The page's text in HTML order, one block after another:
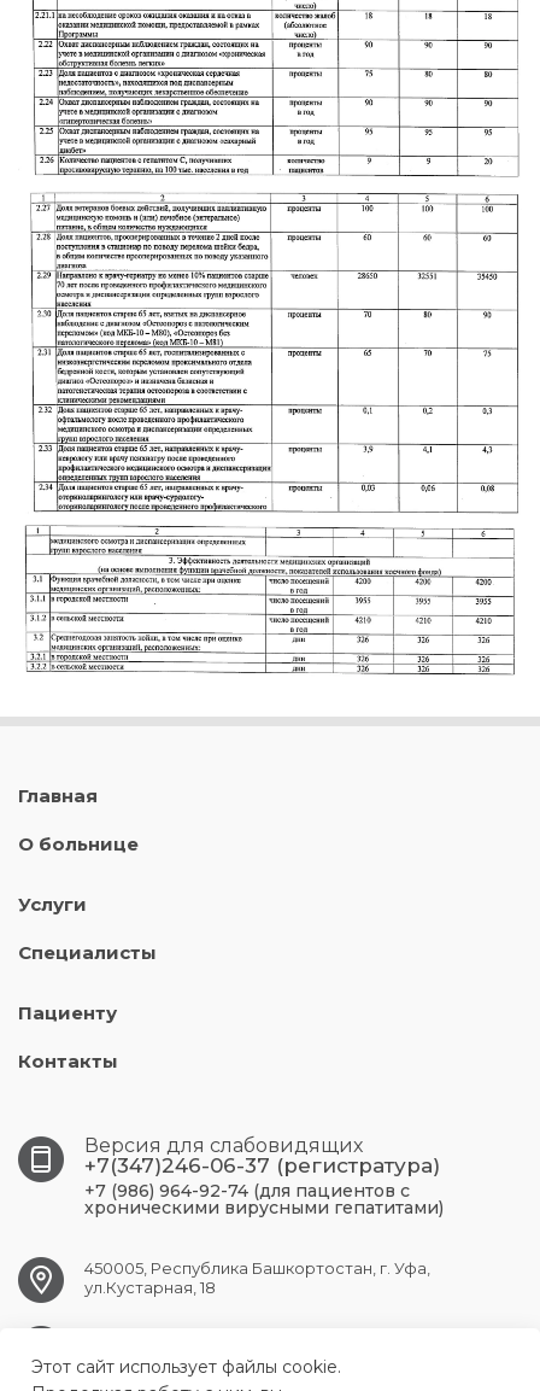
Главная
О больнице
Услуги
Специалисты
Пациенту
Контакты
Версия для слабовидящих
+7(347)246-06-37 (регистратура)
+7 (986) 964-92-74 (для пациентов с
хроническими вирусными гепатитами)
450005, Республика Башкортостан, г. Уфа,
ул.Кустарная, 18
Этот сайт использует файлы cookie.